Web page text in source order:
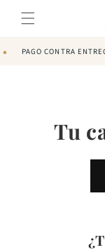
mente al
conteni
• PAGO CONTRA
Tu